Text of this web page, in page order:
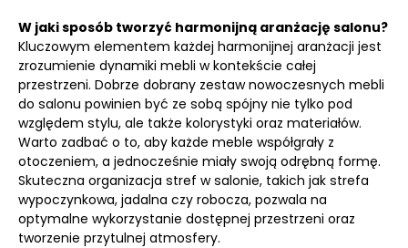
W jaki sposób tworzyć harmonijną aranżację salonu?
Kluczowym elementem każdej harmonijnej aranżacji jest
zrozumienie dynamiki mebli w kontekście całej
przestrzeni. Dobrze dobrany zestaw nowoczesnych mebli
do salonu powinien być ze sobą spójny nie tylko pod
względem stylu, ale także kolorystyki oraz materiałów.
Warto zadbać o to, aby każde meble współgrały z
otoczeniem, a jednocześnie miały swoją odrębną formę.
Skuteczna organizacja stref w salonie, takich jak strefa
wypoczynkowa, jadalna czy robocza, pozwala na
optymalne wykorzystanie dostępnej przestrzeni oraz
tworzenie przytulnej atmosfery.